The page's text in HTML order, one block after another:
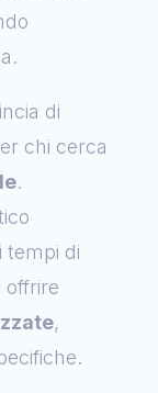
di
chi cerca
.
tempi di
offrire
,